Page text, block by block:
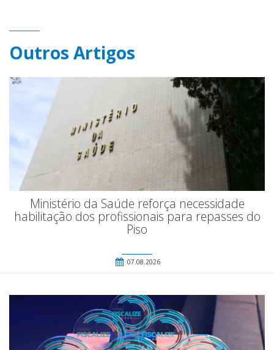
Outros Artigos
Ministério da Saúde reforça necessidade
habilitação dos profissionais para repasses do
Piso
07.08.2026